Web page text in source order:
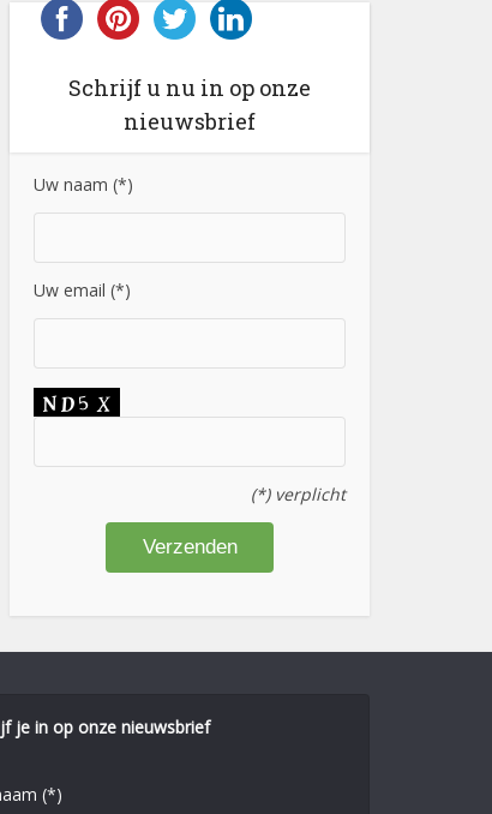
Schrijf u nu in op onze
nieuwsbrief
Uw naam (*)
Uw email (*)
(*) verplicht
je in op onze nieuwsbrief
(*)